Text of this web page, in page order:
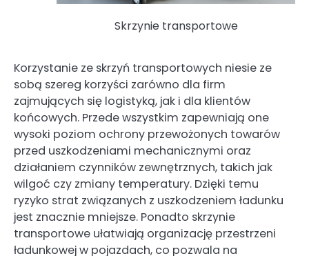
Skrzynie transportowe
Korzystanie ze skrzyń transportowych niesie ze
sobą szereg korzyści zarówno dla firm
zajmujących się logistyką, jak i dla klientów
końcowych. Przede wszystkim zapewniają one
wysoki poziom ochrony przewożonych towarów
przed uszkodzeniami mechanicznymi oraz
działaniem czynników zewnętrznych, takich jak
wilgoć czy zmiany temperatury. Dzięki temu
ryzyko strat związanych z uszkodzeniem ładunku
jest znacznie mniejsze. Ponadto skrzynie
transportowe ułatwiają organizację przestrzeni
ładunkowej w pojazdach, co pozwala na